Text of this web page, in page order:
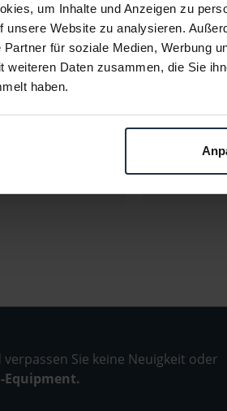
um Inhalte und Anzeigen zu
unsere Website zu analysieren.
Partner für soziale Medien, Werbung
weiteren Daten zusammen, die Sie
haben.
100 cm/3
bis...
12300739
€ 12,60
Saveking®
mm
verpassen Sie keine Neuigkeit oder
Equipment.